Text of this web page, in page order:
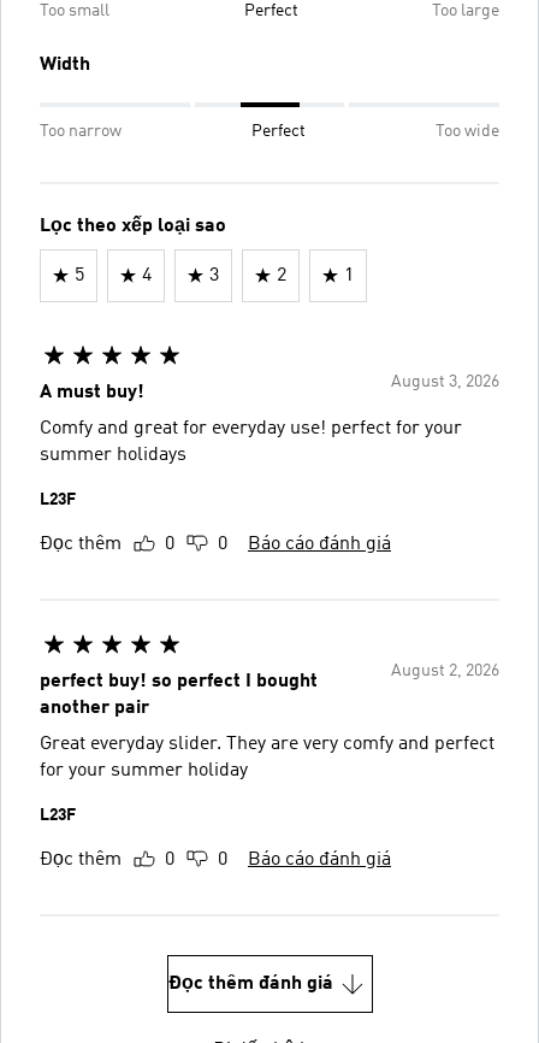
Too small Perfect Too large
Width
Too narrow Perfect Too wide
Lọc theo xếp loại sao
5 4 3 2 1
August 3, 2026
A must buy!
Comfy and great for everyday use! perfect for your
summer holidays
L23F
Đọc thêm 0 0 Báo cáo đánh giá
August 2, 2026
perfect buy! so perfect I bought
another pair
Great everyday slider. They are very comfy and perfect
for your summer holiday
L23F
Đọc thêm 0 0 Báo cáo đánh giá
Đọc thêm đánh giá